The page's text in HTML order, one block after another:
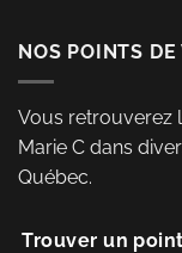
NOS POINTS DE
Vous retrouverez
Marie C dans
Québec.
Trouver un